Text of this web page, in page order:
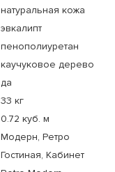
натуральная кожа
эвкалипт
пенополиуретан
каучуковое дерево
да
33 кг
0.72 куб. м
Модерн, Ретро
Гостиная, Кабинет